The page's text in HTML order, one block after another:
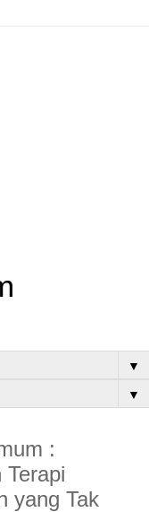
▼
▼
:
Terapi
yang Tak